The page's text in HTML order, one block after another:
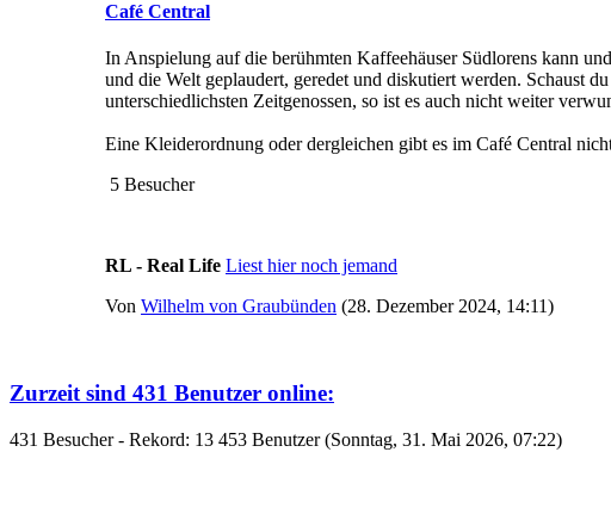
Café Central
In Anspielung auf die berühmten Kaffeehäuser Südlorens kann
und die Welt geplaudert, geredet und diskutiert werden. Schaust
unterschiedlichsten Zeitgenossen, so ist es auch nicht weiter
Eine Kleiderordnung oder dergleichen gibt es im Café Central
5 Besucher
RL - Real Life Liest hier noch jemand
Von Wilhelm von Graubünden (28. Dezember 2024, 14:11)
Zurzeit sind 431 Benutzer online:
431 Besucher - Rekord: 13 453 Benutzer (Sonntag, 31. Mai 2026, 07:22)